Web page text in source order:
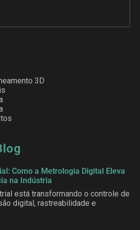
3D
Como a Metrologia Digital Eleva
na Indústria
está transformando o controle de
digital, rastreabilidade e